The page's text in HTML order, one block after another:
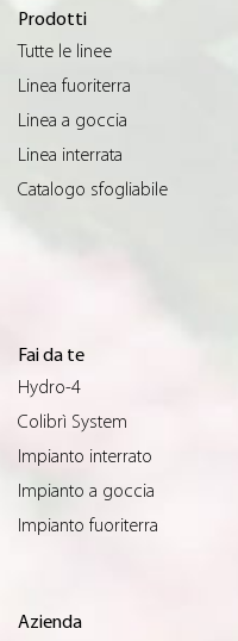
Prodotti
Tutte le linee
Linea fuoriterra
Linea a goccia
Linea interrata
Catalogo sfogliabile
Fai da te
Hydro-4
Colibrì System
Impianto interrato
Impianto a goccia
Impianto fuoriterra
Azienda